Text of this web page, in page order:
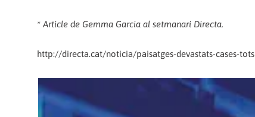
* Article de Gemma Garcia al setmanari Directa.
http://directa.cat/noticia/paisatges-devastats-cases-tots